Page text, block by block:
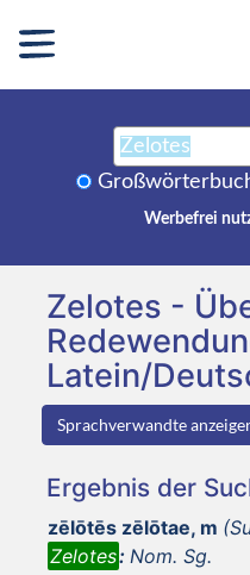
Werbefrei
Zelotes -
Latein/
Sprachverwandte
Ergebnis der
zēlōtēs zēlōtae, m
Zelotes: Nom. Sg.